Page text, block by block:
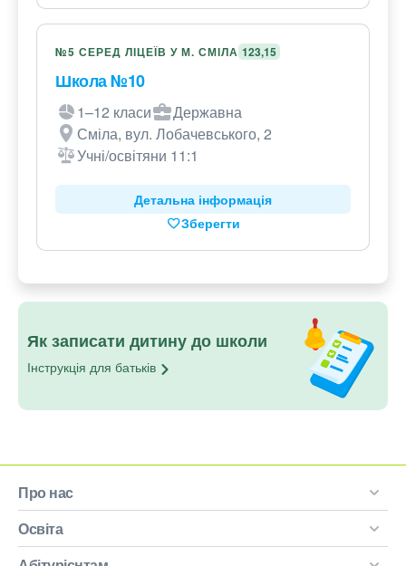
№5 СЕРЕД ЛІЦЕЇВ У М. СМІЛА 123,15
Школа №10
1–12 класи
Державна
Сміла, вул. Лобачевського, 2
Учні/освітяни 11:1
Детальна інформація
Зберегти
Як записати дитину до школи
Інструкція для батьків
Про нас
Освіта